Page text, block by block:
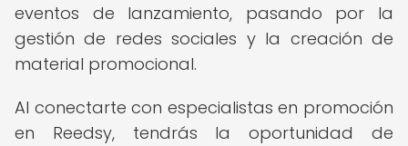
eventos de lanzamiento, pasando por la
gestión de redes sociales y la creación de
material promocional.
Al conectarte con especialistas en promoción
en Reedsy, tendrás la oportunidad de